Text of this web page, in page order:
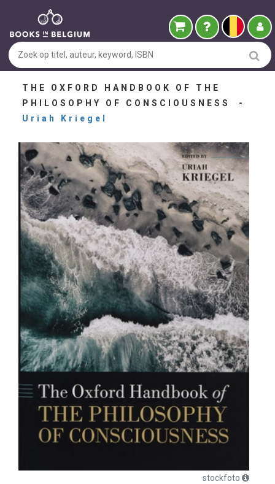
THE OXFORD HANDBOOK OF THE
PHILOSOPHY OF CONSCIOUSNESS -
Uriah Kriegel
stockfoto